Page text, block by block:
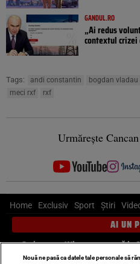
GANDUL.RO
„Ai redus
contextul crizei
Tags: andi constantin bogdan vladau
meci rxf
rxf
Urmărește
Home Exclusiv Sport Știri
AI UN
Scrie-ne pe Whatsapp, sună la
Nouă ne pasă ca datele tale personale să